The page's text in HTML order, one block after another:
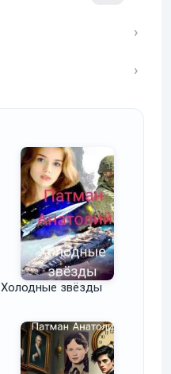
Холодные звёзды